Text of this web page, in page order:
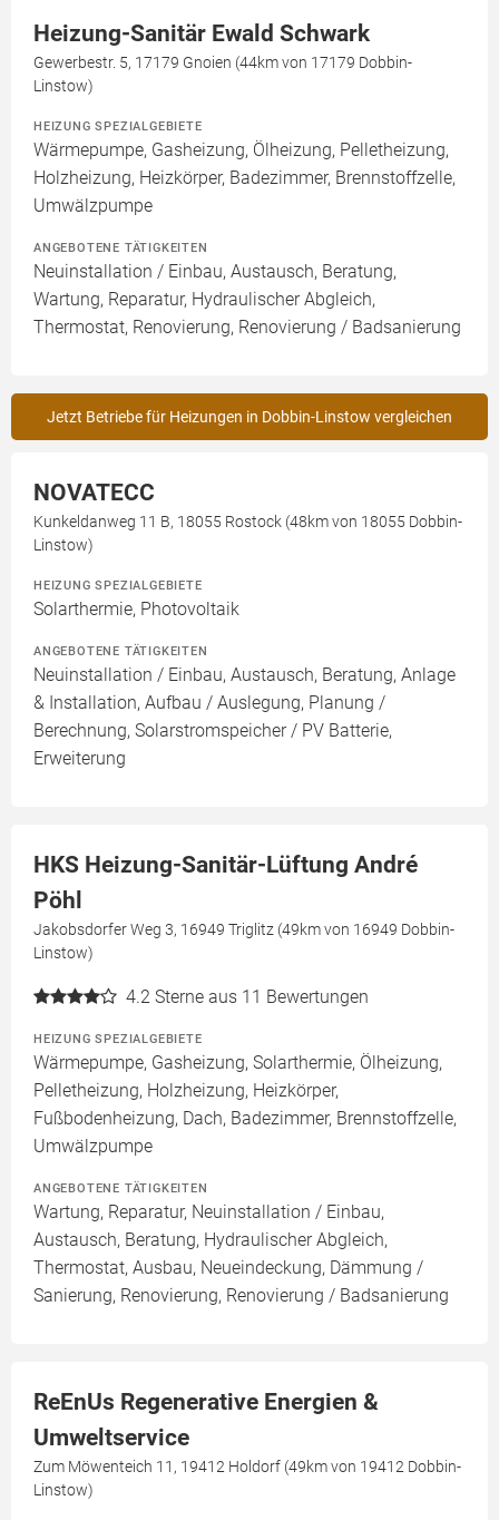
Heizung-Sanitär Ewald Schwark
Gewerbestr. 5, 17179 Gnoien (44km von 17179 Dobbin-
Linstow)
HEIZUNG SPEZIALGEBIETE
Wärmepumpe, Gasheizung, Ölheizung, Pelletheizung,
Holzheizung, Heizkörper, Badezimmer, Brennstoffzelle,
Umwälzpumpe
ANGEBOTENE TÄTIGKEITEN
Neuinstallation / Einbau, Austausch, Beratung,
Wartung, Reparatur, Hydraulischer Abgleich,
Thermostat, Renovierung, Renovierung / Badsanierung
Jetzt Betriebe für Heizungen in Dobbin-Linstow vergleichen
NOVATECC
Kunkeldanweg 11 B, 18055 Rostock (48km von 18055 Dobbin-
Linstow)
HEIZUNG SPEZIALGEBIETE
Solarthermie, Photovoltaik
ANGEBOTENE TÄTIGKEITEN
Neuinstallation / Einbau, Austausch, Beratung, Anlage
& Installation, Aufbau / Auslegung, Planung /
Berechnung, Solarstromspeicher / PV Batterie,
Erweiterung
HKS Heizung-Sanitär-Lüftung André
Pöhl
Jakobsdorfer Weg 3, 16949 Triglitz (49km von 16949 Dobbin-
Linstow)
4.2 Sterne aus 11 Bewertungen
HEIZUNG SPEZIALGEBIETE
Wärmepumpe, Gasheizung, Solarthermie, Ölheizung,
Pelletheizung, Holzheizung, Heizkörper,
Fußbodenheizung, Dach, Badezimmer, Brennstoffzelle,
Umwälzpumpe
ANGEBOTENE TÄTIGKEITEN
Wartung, Reparatur, Neuinstallation / Einbau,
Austausch, Beratung, Hydraulischer Abgleich,
Thermostat, Ausbau, Neueindeckung, Dämmung /
Sanierung, Renovierung, Renovierung / Badsanierung
ReEnUs Regenerative Energien &
Umweltservice
Zum Möwenteich 11, 19412 Holdorf (49km von 19412 Dobbin-
Linstow)